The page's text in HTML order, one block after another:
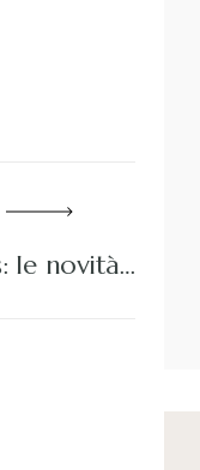
le novità…